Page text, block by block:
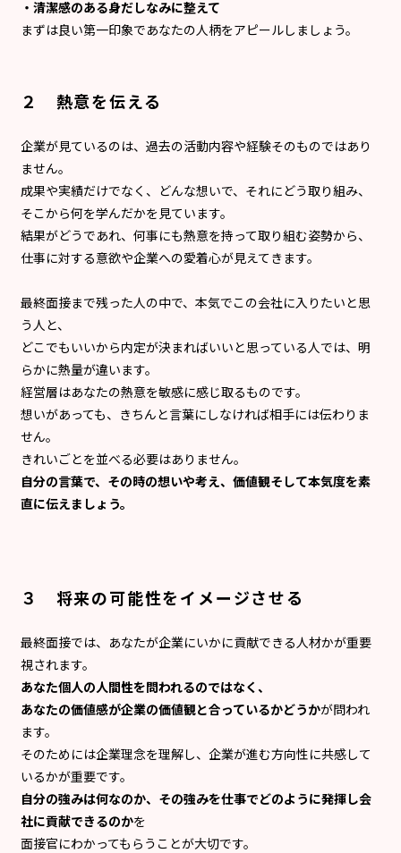
・清潔感のある身だしなみに整えて
まずは良い第一印象であなたの人柄をアピールしましょう。
２ 熱意を伝える
企業が見ているのは、過去の活動内容や経験そのものではあり
ません。
成果や実績だけでなく、どんな想いで、それにどう取り組み、
そこから何を学んだかを見ています。
結果がどうであれ、何事にも熱意を持って取り組む姿勢から、
仕事に対する意欲や企業への愛着心が見えてきます。
最終面接まで残った人の中で、本気でこの会社に入りたいと思
う人と、
どこでもいいから内定が決まればいいと思っている人では、明
らかに熱量が違います。
経営層はあなたの熱意を敏感に感じ取るものです。
想いがあっても、きちんと言葉にしなければ相手には伝わりま
せん。
きれいごとを並べる必要はありません。
自分の言葉で、その時の想いや考え、価値観そして本気度を素
直に伝えましょう。
３ 将来の可能性をイメージさせる
最終面接では、あなたが企業にいかに貢献できる人材かが重要
視されます。
あなた個人の人間性を問われるのではなく、
あなたの価値感が企業の価値観と合っているかどうかが問われ
ます。
そのためには企業理念を理解し、企業が進む方向性に共感して
いるかが重要です。
自分の強みは何なのか、その強みを仕事でどのように発揮し会
社に貢献できるのかを
面接官にわかってもらうことが大切です。